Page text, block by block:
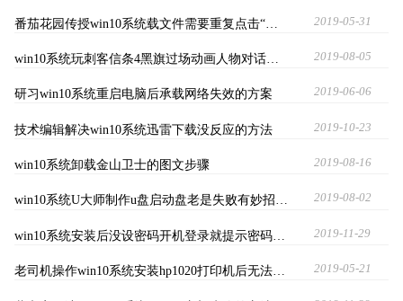
番茄花园传授win10系统载文件需要重复点击“… 2019-05-31
win10系统玩刺客信条4黑旗过场动画人物对话… 2019-08-05
研习win10系统重启电脑后承载网络失效的方案 2019-06-06
技术编辑解决win10系统迅雷下载没反应的方法 2019-10-23
win10系统卸载金山卫士的图文步骤 2019-08-16
win10系统U大师制作u盘启动盘老是失败有妙招… 2019-08-02
win10系统安装后没设密码开机登录就提示密码… 2019-11-29
老司机操作win10系统安装hp1020打印机后无法… 2019-05-21